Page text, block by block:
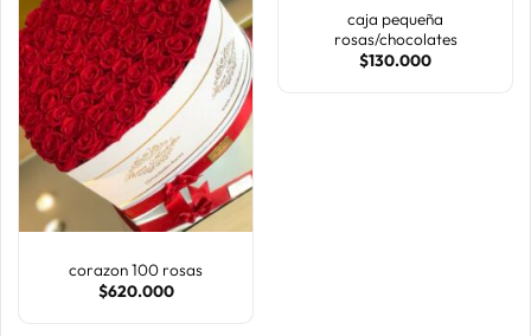
AÑADIR
A LA
LISTA
DESEOS
corazon 100 rosas
$620.000
AÑADIR
caja pequeña
rosas/chocolates
$130.000